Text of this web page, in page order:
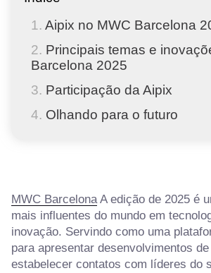
Aipix no MWC Barcelona
Principais temas e
Barcelona 2025
Participação da Aipix
Olhando para o futuro
MWC BarcelonaA edição de 2025 é
mais influentes do mundo em
inovação. Servindo como uma
para apresentar desenvolvimentos
estabelecer contatos com líderes do